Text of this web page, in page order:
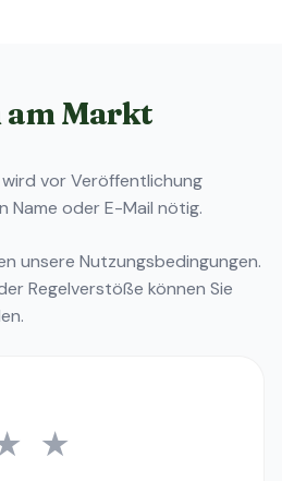
am Markt
vor Veröffentlichung
Name oder E-Mail nötig.
unsere Nutzungsbedingungen.
Regelverstöße können Sie
4 Sterne5 Sterne
★